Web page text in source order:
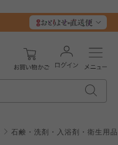
石鹸・洗剤・入浴剤・衛生用品